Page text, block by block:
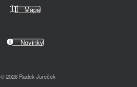
Mapa
Novinky
© 2026 Radek Jureček